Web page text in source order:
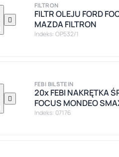

FILTRON
FILTR OLEJU FORD
MAZDA FILTRON
Indeks: OP532/1

FEBI BILSTEIN
20x FEBI NAKRĘTKA
FOCUS MONDEO
Indeks: 07176